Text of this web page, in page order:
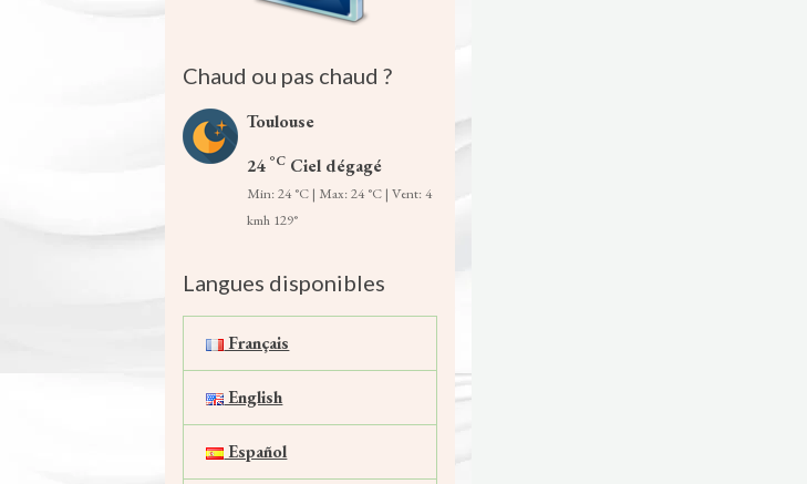
Chaud ou pas chaud ?
Toulouse
24 °C Ciel dégagé
Min: 24 °C | Max: 24 °C | Vent: 4
kmh 129°
Langues disponibles
Français
English
Español